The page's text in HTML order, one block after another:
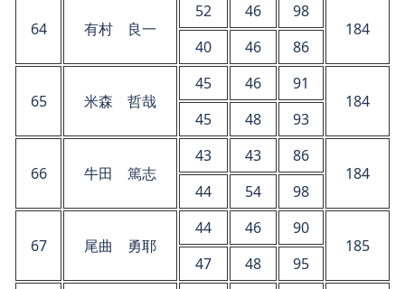
64 有村 良一
52 46
98
184
40
46 86
65 米森 哲哉
45 46
91
184
45
48 93
66 牛田 篤志
43 43
86
184
44
54 98
67 尾曲 勇耶
44 46
90
185
47
48 95